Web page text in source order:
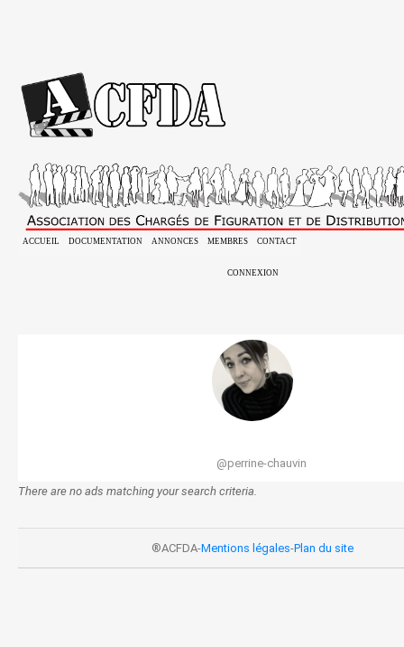
ACCUEIL DOCUMENTATION ANNONCES MEMBRES CONTACT
CONNEXION
@perrine-chauvin
There are no ads matching your search criteria.
®ACFDA-Mentions légales-Plan du site